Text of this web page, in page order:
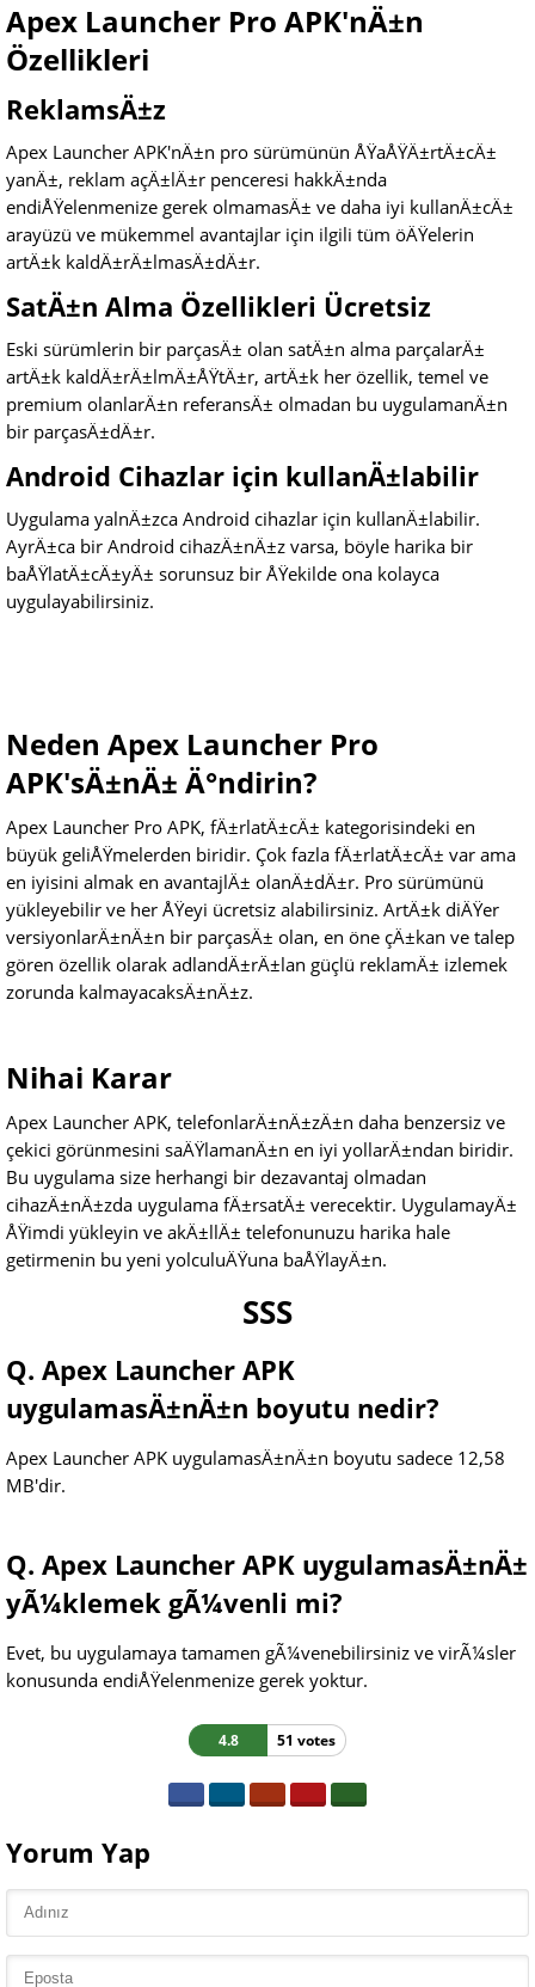
Apex Launcher Pro APK'nÄ±n
Özellikleri
ReklamsÄ±z
Apex Launcher APK'nÄ±n pro sürümünün ÅŸaÅŸÄ±rtÄ±cÄ±
yanÄ±, reklam açÄ±lÄ±r penceresi hakkÄ±nda
endiÅŸelenmenize gerek olmamasÄ± ve daha iyi kullanÄ±cÄ±
arayüzü ve mükemmel avantajlar için ilgili tüm öÄŸelerin
artÄ±k kaldÄ±rÄ±lmasÄ±dÄ±r.
SatÄ±n Alma Özellikleri Ücretsiz
Eski sürümlerin bir parçasÄ± olan satÄ±n alma parçalarÄ±
artÄ±k kaldÄ±rÄ±lmÄ±ÅŸtÄ±r, artÄ±k her özellik, temel ve
premium olanlarÄ±n referansÄ± olmadan bu uygulamanÄ±n
bir parçasÄ±dÄ±r.
Android Cihazlar için kullanÄ±labilir
Uygulama yalnÄ±zca Android cihazlar için kullanÄ±labilir.
AyrÄ±ca bir Android cihazÄ±nÄ±z varsa, böyle harika bir
baÅŸlatÄ±cÄ±yÄ± sorunsuz bir ÅŸekilde ona kolayca
uygulayabilirsiniz.
Neden Apex Launcher Pro
APK'sÄ±nÄ± Ä°ndirin?
Apex Launcher Pro APK, fÄ±rlatÄ±cÄ± kategorisindeki en
büyük geliÅŸmelerden biridir. Çok fazla fÄ±rlatÄ±cÄ± var ama
en iyisini almak en avantajlÄ± olanÄ±dÄ±r. Pro sürümünü
yükleyebilir ve her ÅŸeyi ücretsiz alabilirsiniz. ArtÄ±k diÄŸer
versiyonlarÄ±nÄ±n bir parçasÄ± olan, en öne çÄ±kan ve talep
gören özellik olarak adlandÄ±rÄ±lan güçlü reklamÄ± izlemek
zorunda kalmayacaksÄ±nÄ±z.
Nihai Karar
Apex Launcher APK, telefonlarÄ±nÄ±zÄ±n daha benzersiz ve
çekici görünmesini saÄŸlamanÄ±n en iyi yollarÄ±ndan biridir.
Bu uygulama size herhangi bir dezavantaj olmadan
cihazÄ±nÄ±zda uygulama fÄ±rsatÄ± verecektir. UygulamayÄ±
ÅŸimdi yükleyin ve akÄ±llÄ± telefonunuzu harika hale
getirmenin bu yeni yolculuÄŸuna baÅŸlayÄ±n.
SSS
Q. Apex Launcher APK
uygulamasÄ±nÄ±n boyutu nedir?
Apex Launcher APK uygulamasÄ±nÄ±n boyutu sadece 12,58
MB'dir.
Q. Apex Launcher APK uygulamasÄ±nÄ±
yÃ¼klemek gÃ¼venli mi?
Evet, bu uygulamaya tamamen gÃ¼venebilirsiniz ve virÃ¼sler
konusunda endiÅŸelenmenize gerek yoktur.
4.8 51 votes
Yorum Yap